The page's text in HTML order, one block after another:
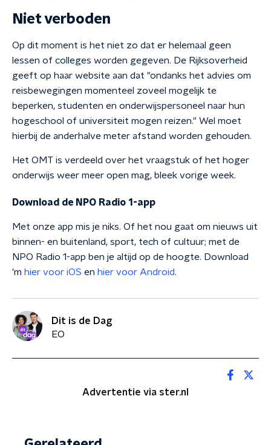
Niet verboden
Op dit moment is het niet zo dat er helemaal geen
lessen of colleges worden gegeven. De Rijksoverheid
geeft op haar website aan dat "ondanks het advies om
reisbewegingen momenteel zoveel mogelijk te
beperken, studenten en onderwijspersoneel naar hun
hogeschool of universiteit mogen reizen." Wel moet
hierbij de anderhalve meter afstand worden gehouden.
Het OMT is verdeeld over het vraagstuk of het hoger
onderwijs weer meer open mag, bleek vorige week.
Download de NPO Radio 1-app
Met onze app mis je niks. Of het nou gaat om nieuws uit
binnen- en buitenland, sport, tech of cultuur; met de
NPO Radio 1-app ben je altijd op de hoogte. Download
'm hier voor iOS en hier voor Android.
Dit is de Dag
EO
Advertentie via ster.nl